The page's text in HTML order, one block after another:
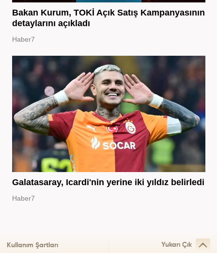
Bakan Kurum, TOKİ Açık Satış Kampanyasının
detaylarını açıkladı
Haber7
Galatasaray, Icardi'nin yerine iki yıldız belirledi
Haber7
Kullanım Şartları Yukarı Çık